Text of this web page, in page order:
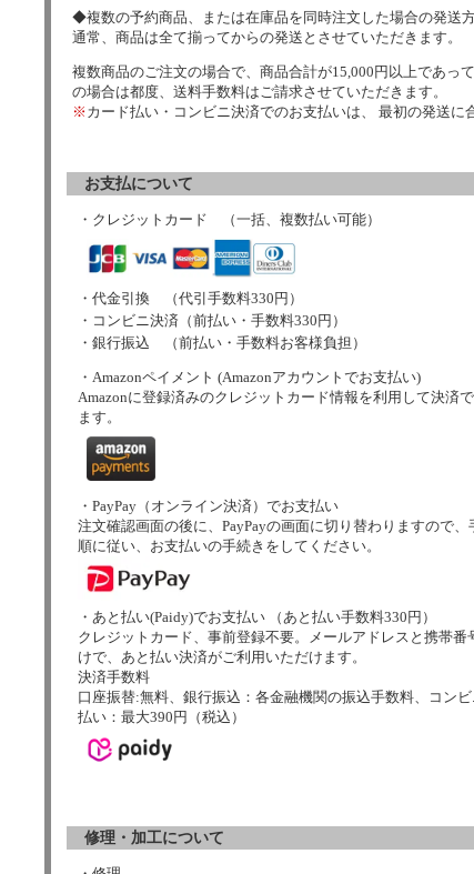
◆複数の予約商品、または在庫品を同時注文した場合の発送
通常、商品は全て揃ってからの発送とさせていただきます。
複数商品のご注文の場合で、商品合計が15,000円以上であっ
の場合は都度、送料手数料はご請求させていただきます。
※ カード払い・コンビニ決済でのお支払いは、 最初の発送に
お支払について
・クレジットカード （一括、複数払い可能）
・代金引換 （代引手数料330円）
・コンビニ決済（前払い・手数料330円）
・銀行振込 （前払い・手数料お客様負担）
・Amazonペイメント (Amazonアカウントでお支払い)
Amazonに登録済みのクレジットカード情報を利用して決済で
ます。
・PayPay（オンライン決済）でお支払い
注文確認画面の後に、PayPayの画面に切り替わりますので、
順に従い、お支払いの手続きをしてください。
・あと払い(Paidy)でお支払い （あと払い手数料330円）
クレジットカード、事前登録不要。メールアドレスと携帯番
けで、あと払い決済がご利用いただけます。
決済手数料
口座振替:無料、銀行振込：各金融機関の振込手数料、コンビ
払い：最大390円（税込）
修理・加工について